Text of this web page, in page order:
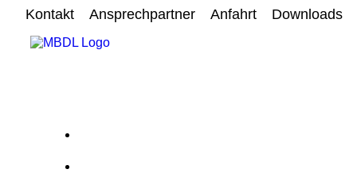
Kontakt Ansprechpartner Anfahrt Downloads